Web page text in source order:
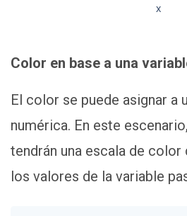
x
Color en base a una
El color se puede asignar a
numérica. En este
tendrán una escala de color
los valores de la variable